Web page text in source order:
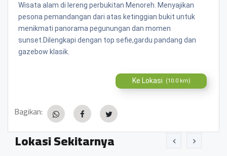
Wisata alam di lereng perbukitan Menoreh. Menyajikan
pesona pemandangan dari atas ketinggian bukit untuk
menikmati panorama pegunungan dan momen
sunset.Dilengkapi dengan top sefie,gardu pandang dan
gazebow klasik.
Ke Lokasi (10.0 km)
Bagikan:
Lokasi Sekitarnya